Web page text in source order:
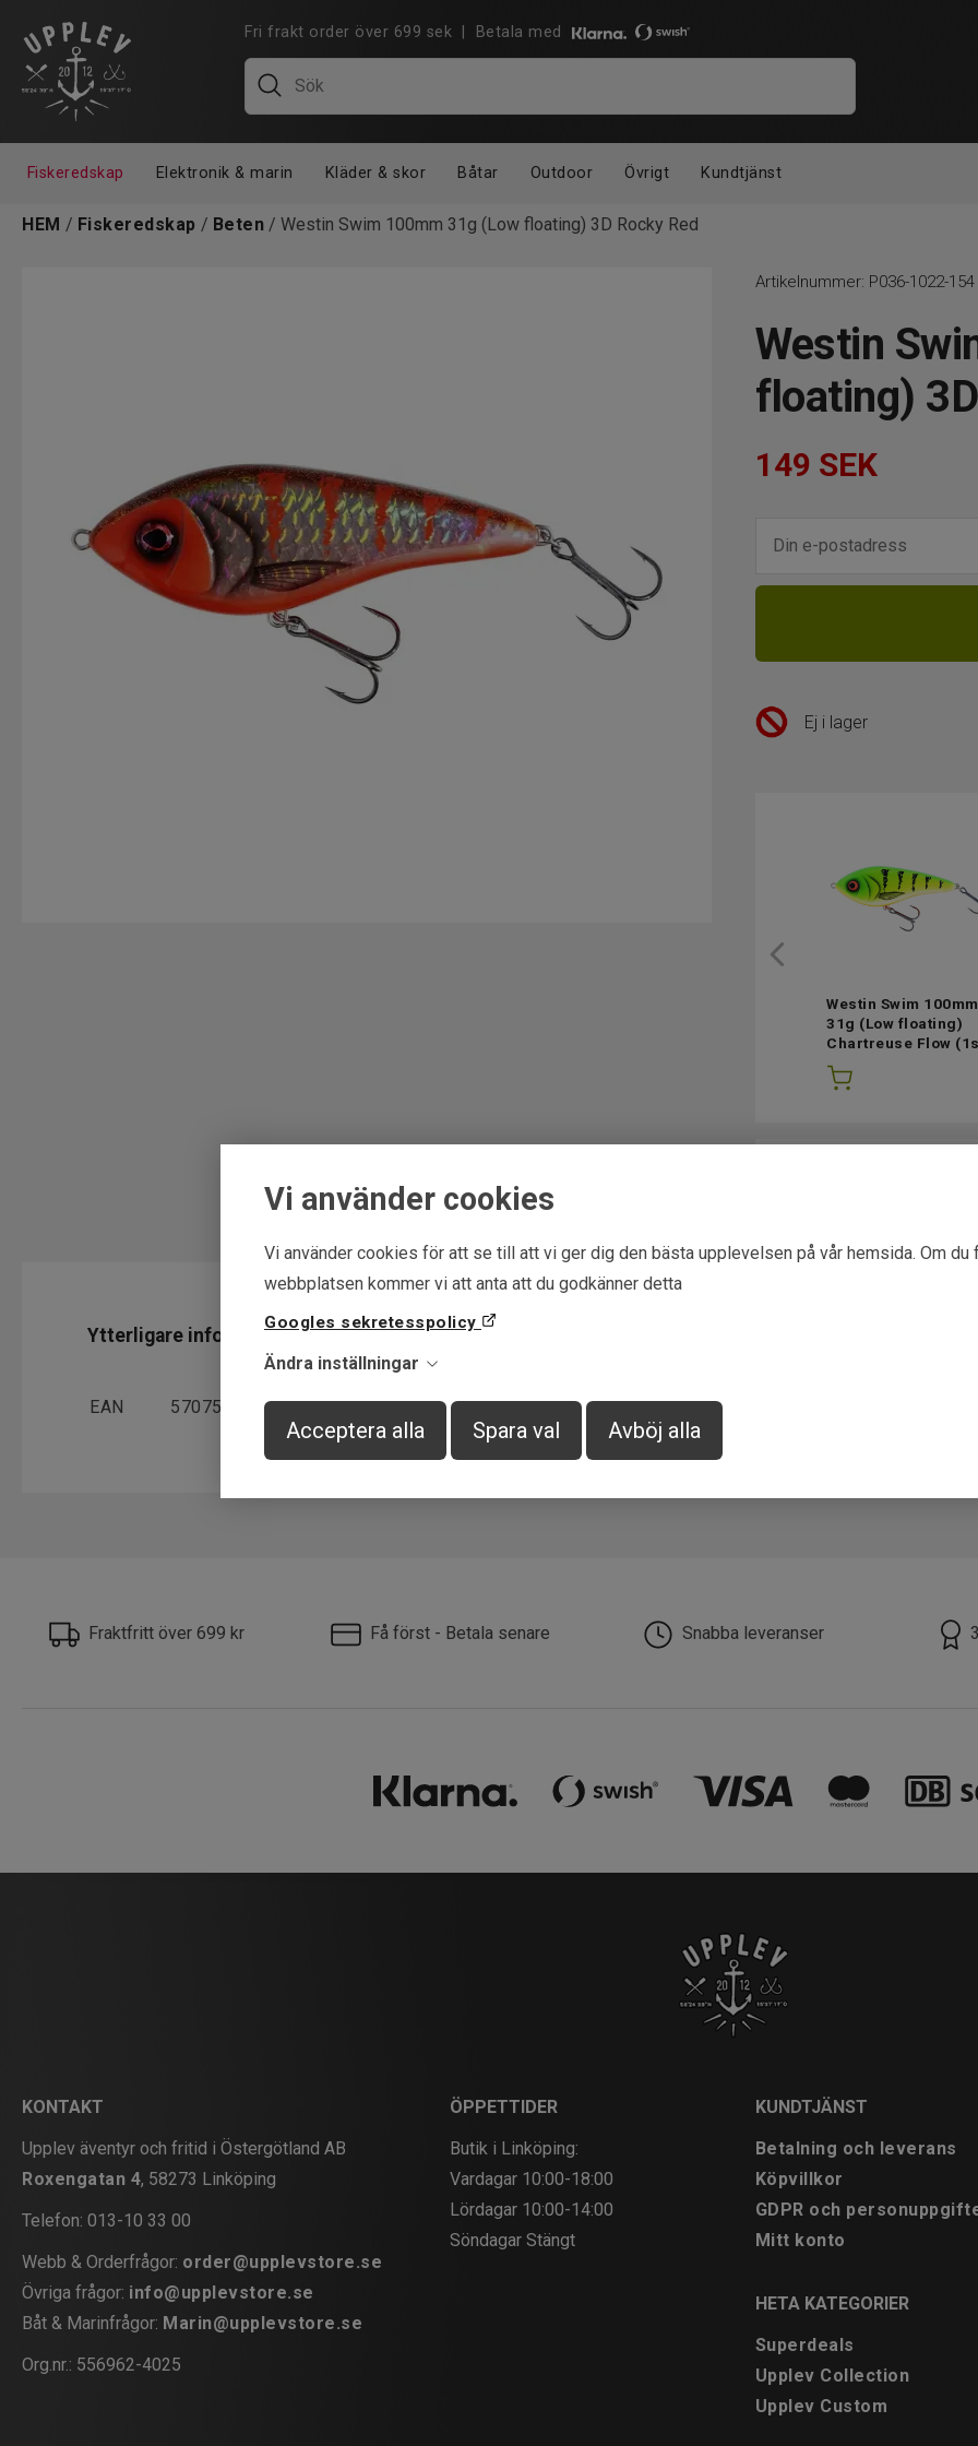
Vi använder cookies
Vi använder cookies för att se till att vi ger dig den bästa upplevelsen på vår hemsida. Om du
webbplatsen kommer vi att anta att du godkänner detta
Googles sekretesspolicy
Ändra inställningar
Acceptera alla Spara val Avböj alla
Fri frakt order över 699 sek | Betala med
Fiskeredskap Elektronik & marin Kläder & skor Båtar Outdoor Övrigt Kundtjänst
HEM / Fiskeredskap / Beten / Westin Swim 100mm 31g (Low floating) 3D Rocky Red
Artikelnummer: P036-1022-154
Westin
floating)
149 SEK
Ej i lager
Westin Swim 100mm
31g (Low floating)
Chartreuse Flow
lager)
Ytterligare information
EAN 5707549507377
Fraktfritt över 699 kr Få först - Betala senare Snabba leveranser
KONTAKT
Upplev äventyr och fritid i Östergötland AB
Roxengatan 4, 58273 Linköping
Telefon: 013-10 33 00
Webb & Orderfrågor: order@upplevstore.se
Övriga frågor: info@upplevstore.se
Båt & Marinfrågor: Marin@upplevstore.se
Org.nr.: 556962-4025
ÖPPETTIDER
Butik i Linköping:
Vardagar 10:00-18:00
Lördagar 10:00-14:00
Söndagar Stängt
KUNDTJÄNST
Betalning och leverans
Köpvillkor
GDPR och
Mitt konto
HETA KATEGORIER
Superdeals
Upplev Collection
Upplev Custom